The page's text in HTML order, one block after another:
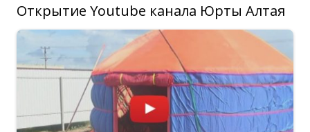
Открытие Youtube канала Юрты Алтая